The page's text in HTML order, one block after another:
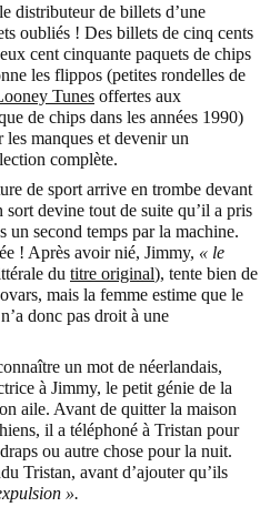
distributeur de billets d’une
oubliés ! Des billets de cinq cents
cent cinquante paquets de chips
les flippos (petites rondelles de
Tunes offertes aux
de chips dans les années 1990)
manques et devenir un
complète.
de sport arrive en trombe devant
sort devine tout de suite qu’il a pris
un second temps par la machine.
! Après avoir nié, Jimmy, « le
du titre original), tente bien de
mais la femme estime que le
donc pas droit à une
un mot de néerlandais,
à Jimmy, le petit génie de la
aile. Avant de quitter la maison
il a téléphoné à Tristan pour
ou autre chose pour la nuit.
Tristan, avant d’ajouter qu’ils
».